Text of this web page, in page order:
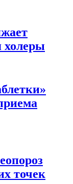
холеры
точек